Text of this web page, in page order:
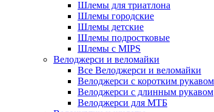
Шлемы для триатлона
Шлемы городские
Шлемы детские
Шлемы подростковые
Шлемы с MIPS
Велоджерси и веломайки
Все Велоджерси и веломайки
Велоджерси с коротким рукавом
Велоджерси с длинным рукавом
Велоджерси для МТБ